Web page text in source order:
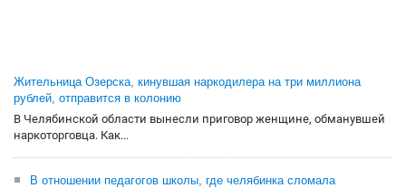
Жительница Озерска, кинувшая наркодилера на три миллиона
рублей, отправится в колонию
В Челябинской области вынесли приговор женщине, обманувшей
наркоторговца. Как...
В отношении педагогов школы, где челябинка сломала